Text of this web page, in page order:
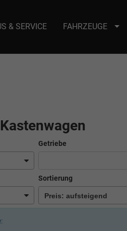
Host Name :
& SERVICE FAHRZEUGE
Getriebe
Sortierung